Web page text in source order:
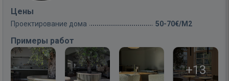
Цены
Проектирование дома 50-70€/M2
Примеры работ
+13